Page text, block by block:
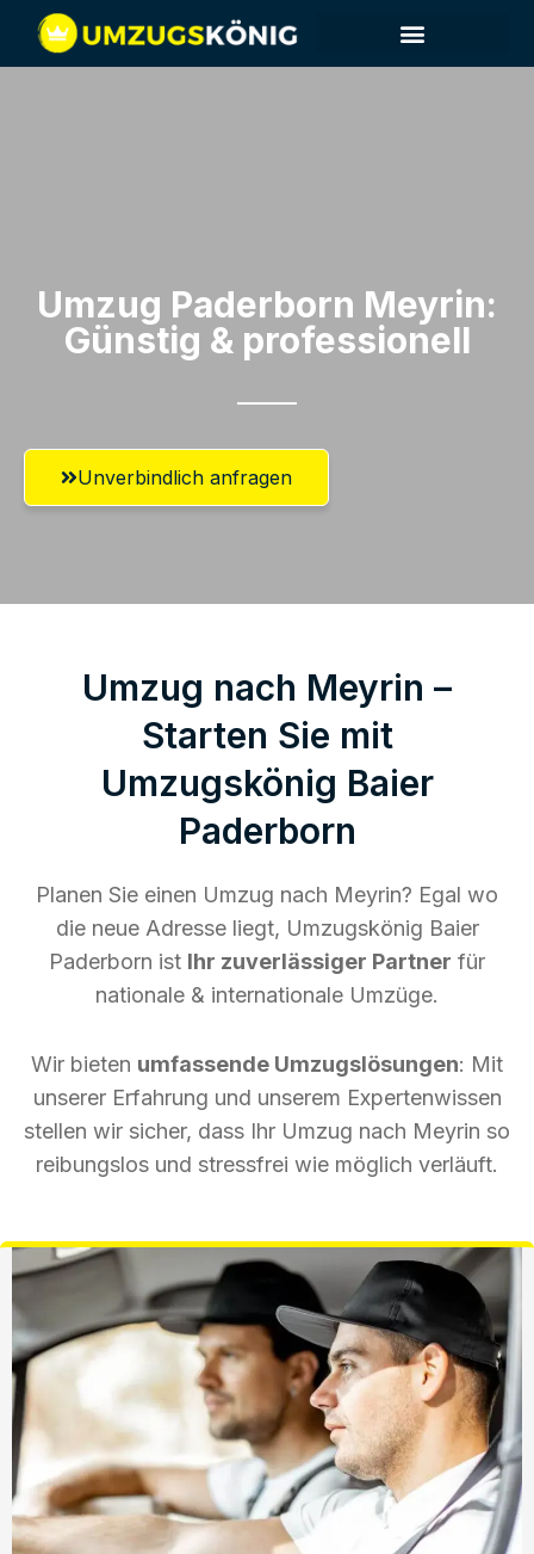
Umzug Paderborn​ Meyrin:
Günstig & professionell​
Unverbindlich anfragen
Umzug nach Meyrin –
Starten Sie mit
Umzugskönig Baier
Paderborn
Planen Sie einen Umzug nach Meyrin? Egal wo
die neue Adresse liegt, Umzugskönig Baier
Paderborn ist Ihr zuverlässiger Partner für
nationale & internationale Umzüge.
Wir bieten umfassende Umzugslösungen: Mit
unserer Erfahrung und unserem Expertenwissen
stellen wir sicher, dass Ihr Umzug nach Meyrin so
reibungslos und stressfrei wie möglich verläuft.